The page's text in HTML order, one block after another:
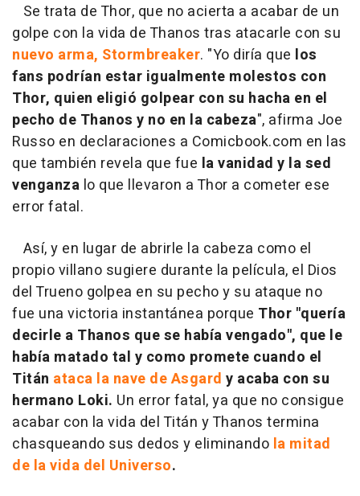
Se trata de Thor, que no acierta a acabar de un
golpe con la vida de Thanos tras atacarle con su
nuevo arma, Stormbreaker. "Yo diría que los
fans podrían estar igualmente molestos con
Thor, quien eligió golpear con su hacha en el
pecho de Thanos y no en la cabeza", afirma Joe
Russo en declaraciones a Comicbook.com en las
que también revela que fue la vanidad y la sed
venganza lo que llevaron a Thor a cometer ese
error fatal.
Así, y en lugar de abrirle la cabeza como el
propio villano sugiere durante la película, el Dios
del Trueno golpea en su pecho y su ataque no
fue una victoria instantánea porque Thor "quería
decirle a Thanos que se había vengado", que le
había matado tal y como promete cuando el
Titán ataca la nave de Asgard y acaba con su
hermano Loki. Un error fatal, ya que no consigue
acabar con la vida del Titán y Thanos termina
chasqueando sus dedos y eliminando la mitad
de la vida del Universo.